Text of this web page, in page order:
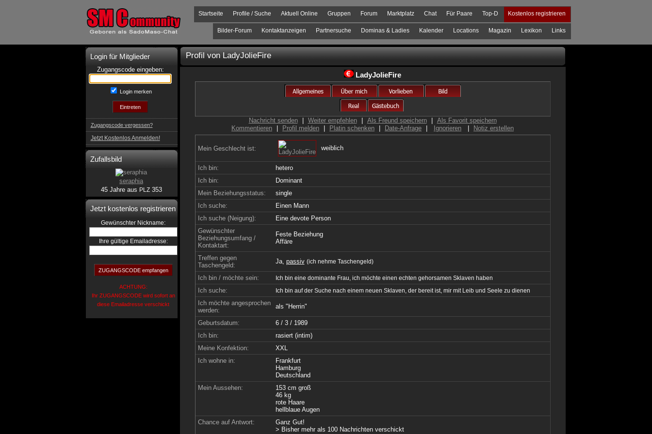
Kostenlos registrieren
Top-D
Für Paare
Chat
Marktplatz
Forum
Gruppen
Aktuell Online
Profile / Suche
Startseite
Links
Lexikon
Magazin
Locations
Kalender
Dominas & Ladies
Partnersuche
Kontaktanzeigen
Bilder-Forum
Login für Mitglieder
Zugangscode eingeben:
Login merken
Zugangscode vergessen?
Jetzt Kostenlos Anmelden!
Zufallsbild
seraphia
45 Jahre aus PLZ353
Jetzt kostenlos registrieren
Gewünschter Nickname:
Ihre gültige Emailadresse:
ACHTUNG:
Ihr ZUGANGSCODE wird sofort an
diese Emailadresse verschickt
Profil vonLadyJolieFire
LadyJolieFire
Nachricht senden Weiter empfehlen Als Freund speichern
Als Favorit speichern
Kommentieren
Profil melden Platin schenken Date-Anfrage Ignorieren Notiz erstellen
Mein Geschlecht ist: weiblich
Ich bin:
hetero
Ich bin:
Dominant
Mein Beziehungsstatus:
single
Ich suche:
Einen Mann
Ich suche (Neigung):
Eine devote Person
Gewünschter
Beziehungsumfang /
Kontaktart:
Feste Beziehung
Affäre
Treffen gegen
Taschengeld:
Ja, passiv (ich nehme Taschengeld)
Ich bin / möchte sein: Ich bin eine dominante Frau, ich möchte einen echten gehorsamen Sklaven haben
Ich suche: Ich bin auf der Suche nach einem neuen Sklaven, der bereit ist, mir mit Leib und Seele zu dienen
Ich möchte angesprochen
werden:
als "Herrin"
Geburtsdatum:
6 / 3 / 1989
Ich bin:
rasiert (intim)
Meine Konfektion:
XXL
Ich wohne in:
Frankfurt
Hamburg
Deutschland
Mein Aussehen:
153 cm groß
46 kg
rote Haare
hellblaue Augen
Chance auf Antwort:
Ganz Gut!
> Bisher mehr als 100 Nachrichten verschickt